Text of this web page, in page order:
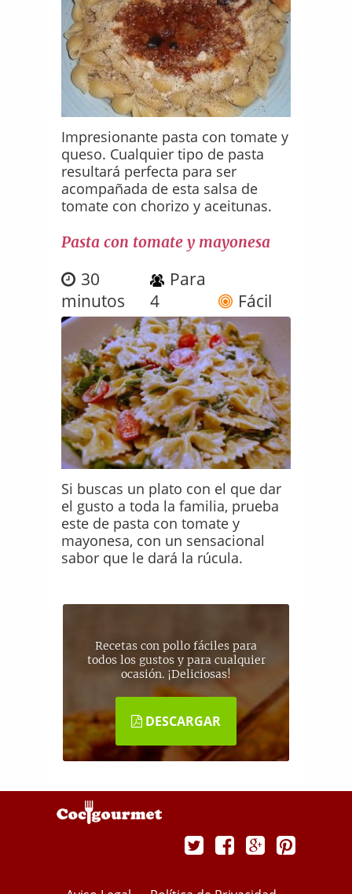
Impresionante pasta con tomate y
queso. Cualquier tipo de pasta
resultará perfecta para ser
acompañada de esta salsa de
tomate con chorizo y aceitunas.
Pasta con tomate y mayonesa
30
minutos
Para
4
Fácil
Si buscas un plato con el que dar
el gusto a toda la familia, prueba
este de pasta con tomate y
mayonesa, con un sensacional
sabor que le dará la rúcula.
Recetas con pollo fáciles para
todos los gustos y para cualquier
ocasión. ¡Deliciosas!
DESCARGAR